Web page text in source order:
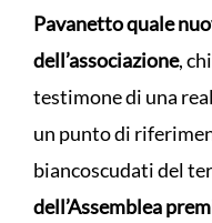
Pavanetto quale
dell’associazione,
testimone di una
un punto di
biancoscudati del
dell’Assemblea